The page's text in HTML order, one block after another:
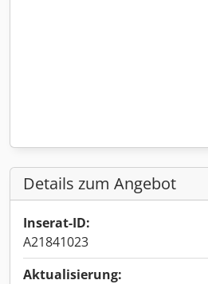
Details zum Angebot
Inserat-ID:
A21841023
Aktualisierung: